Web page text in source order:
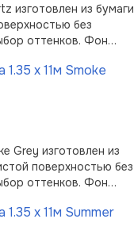
изготовлен из бумаги
без
оттенков. Фон
фотографов.
вертикальное
x 11м Smoke
Grey изготовлен из
поверхностью без
оттенков. Фон
фотографов.
вертикальное
x 11м Summer